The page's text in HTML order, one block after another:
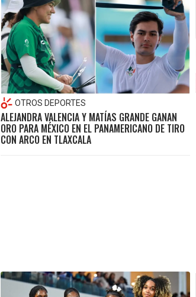
OTROS DEPORTES
ALEJANDRA VALENCIA Y MATÍAS GRANDE GANAN
ORO PARA MÉXICO EN EL PANAMERICANO DE TIRO
CON ARCO EN TLAXCALA